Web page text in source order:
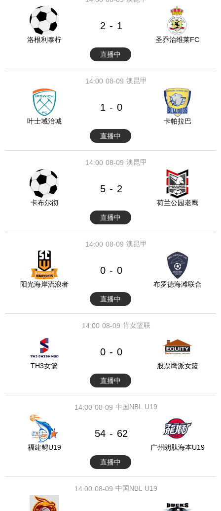
洛根利泰柠
2 - 1
圣乔治维莱FC
直播中
08-09
14:00 澳昆甲
叶士域治城
1 - 0
卡帕拉巴
直播中
08-09
14:00 澳昆甲
卡布尔彻
5 - 2
荷兰公园老鹰
直播中
08-09
14:00 澳昆甲
阳光海岸流浪者
0 - 0
布罗德海滩联合
直播中
08-09
14:00 肯女篮联
TH3女篮
0 - 0
股票鹰派女篮
直播中
08-09
14:00 中国NBL U19
福建鲟U19
54 - 62
广州朗肽海本U19
直播中
08-09
14:00 中国NBL U19